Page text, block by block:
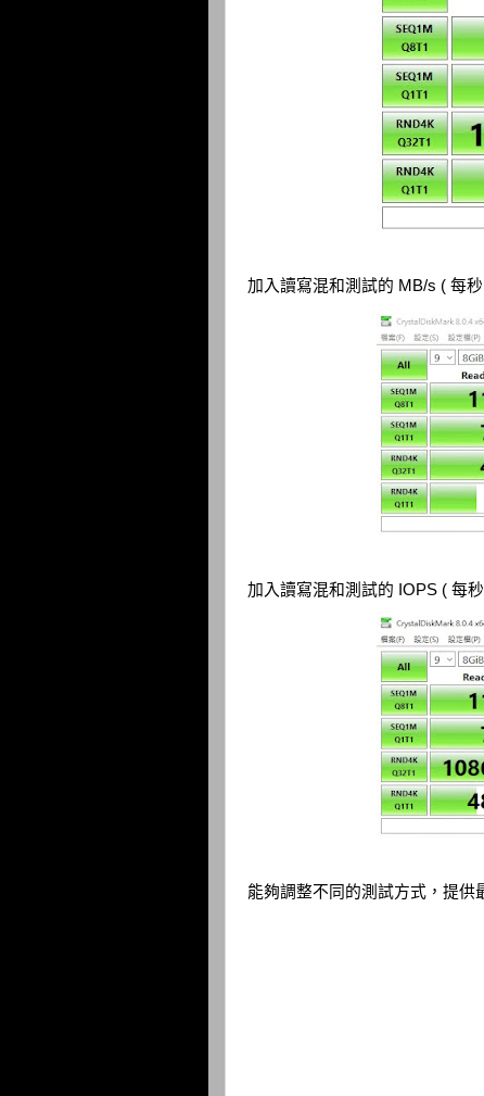
加入讀寫混和測試的 MB/s ( 每
加入讀寫混和測試的 IOPS ( 每
能夠調整不同的測試方式，提供